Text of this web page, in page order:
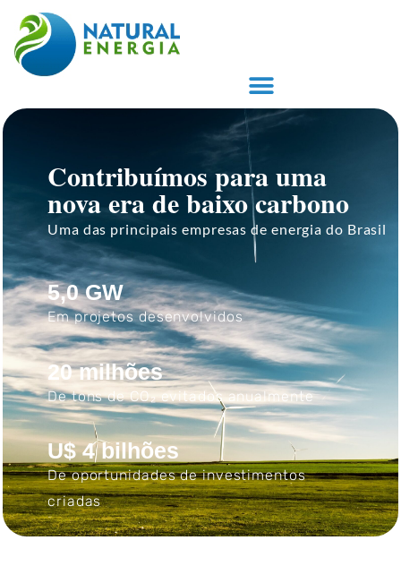
Contribuímos para uma
nova era de baixo carbono
Uma das principais empresas de energia do Brasil
5,0 GW
Em projetos desenvolvidos
20 milhões
De tons de CO₂ evitados anualmente
U$ 4 bilhões
De oportunidades de investimentos
criadas